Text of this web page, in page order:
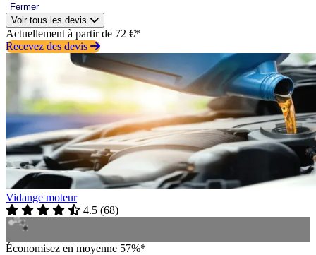
Fermer
Voir tous les devis
Actuellement à partir de 72 €*
Recevez des devis
Vidange moteur
4.5 (68)
Économisez en moyenne 57%*